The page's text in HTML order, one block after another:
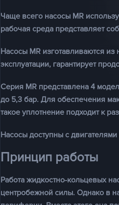
Чаще всего насосы MR
рабочая среда представляет
Насосы MR изготавливаются
эксплуатации, гарантирует
Серия MR представлена 4
до 5,3 бар. Для обеспечения
такое уплотнение подходит к
Насосы доступны с
Принцип работы
Работа жидкостно-кольцевых
центробежной силы. Однако в